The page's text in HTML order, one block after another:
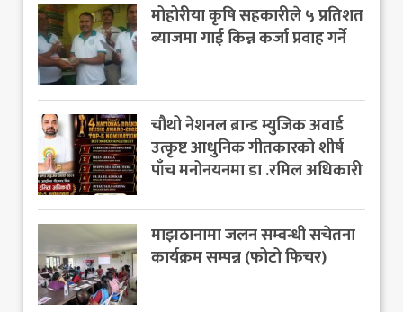
मोहोरीया कृषि सहकारीले ५ प्रतिशत
ब्याजमा गाई किन्न कर्जा प्रवाह गर्ने
चौथो नेशनल ब्रान्ड म्युजिक अवार्ड
उत्कृष्ट आधुनिक गीतकारको शीर्ष
पाँच मनोनयनमा डा .रमिल अधिकारी
माझठानामा जलन सम्बन्धी सचेतना
कार्यक्रम सम्पन्न (फोटो फिचर)